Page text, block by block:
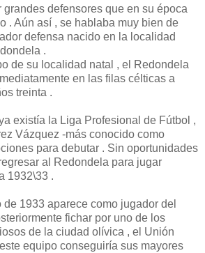
defensores que en su época
. Aún así , se hablaba muy bien de
defensa nacido en la localidad
.
de su localidad natal , el Redondela
en las filas célticas a
treinta .
existía la Liga Profesional de Fútbol ,
Vázquez -más conocido como
para debutar . Sin oportunidades
al Redondela para jugar
1932\33 .
de 1933 aparece como jugador del
fichar por uno de los
de la ciudad olívica , el Unión
equipo conseguiría sus mayores